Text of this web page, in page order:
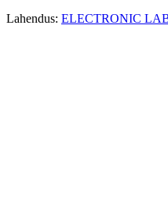
Lahendus: ELECTRONIC